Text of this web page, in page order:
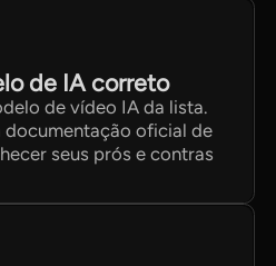
de IA correto
de vídeo IA da lista.
oficial de
seus prós e contras